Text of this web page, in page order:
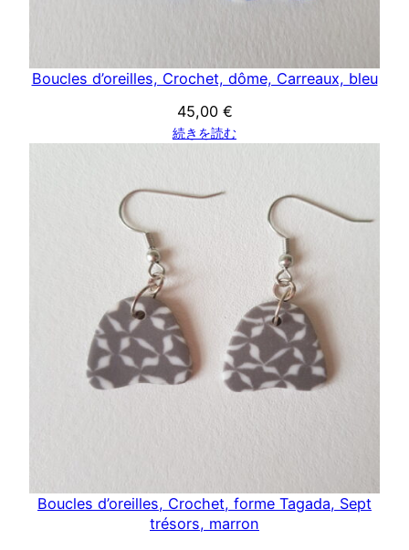
Boucles d’oreilles, Crochet, dôme, Carreaux, bleu
45,00 €
続きを読む
Boucles d’oreilles, Crochet, forme Tagada, Sept
trésors, marron